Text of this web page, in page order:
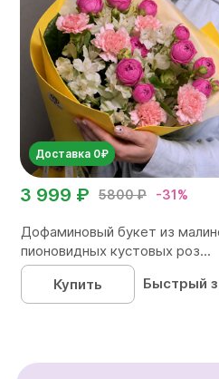
Доставка 0₽
5800 ₽ -31%
3 999 ₽
Дофаминовый букет из
пионовидных кустовых роз...
Купить
Быстрый